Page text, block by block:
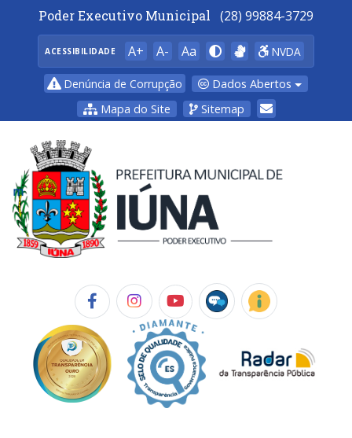
Poder Executivo Municipal (28) 99884-3729
ACESSIBILIDADE A+ A- Aa NVDA
Denúncia de Corrupção
Dados Abertos
Mapa do Site
Sitemap